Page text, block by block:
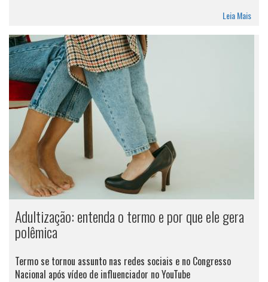
Leia Mais
Adultização: entenda o termo e por que ele gera
polêmica
Termo se tornou assunto nas redes sociais e no Congresso
Nacional após vídeo de influenciador no YouTube